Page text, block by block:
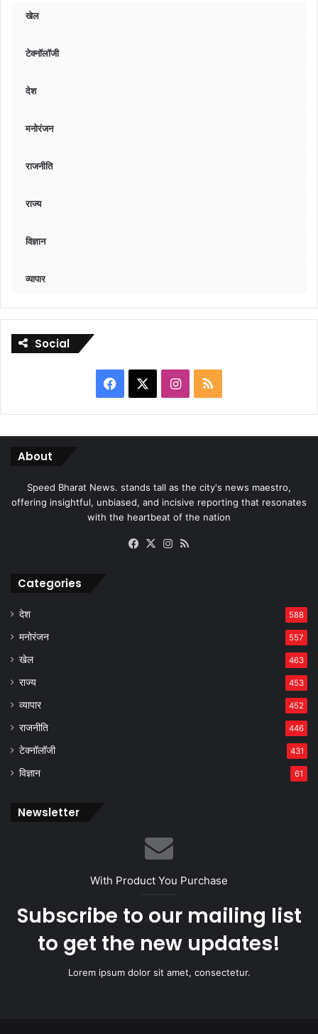
खेल
टेक्नॉलॉजी
देश
मनोरंजन
राजनीति
राज्य
विज्ञान
व्यापार
Social
Facebook Instagram
RSS
About
Speed Bharat News. stands tall as the city's news maestro,
offering insightful, unbiased, and incisive reporting that resonates
with the heartbeat of the nation
Facebook
X Instagram
Categories
देश 588
मनोरंजन 557
खेल 463
राज्य 453
व्यापार 452
राजनीति 446
टेक्नॉलॉजी 431
विज्ञान 61
Newsletter
With Product You Purchase
Subscribe to our mailing list
to get the new updates!
Lorem ipsum dolor sit amet, consectetur.